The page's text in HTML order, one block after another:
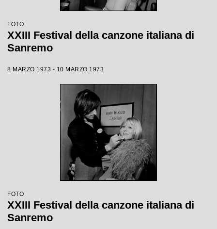
FOTO
XXIII Festival della canzone italiana di
Sanremo
8 MARZO 1973 - 10 MARZO 1973
FOTO
XXIII Festival della canzone italiana di
Sanremo